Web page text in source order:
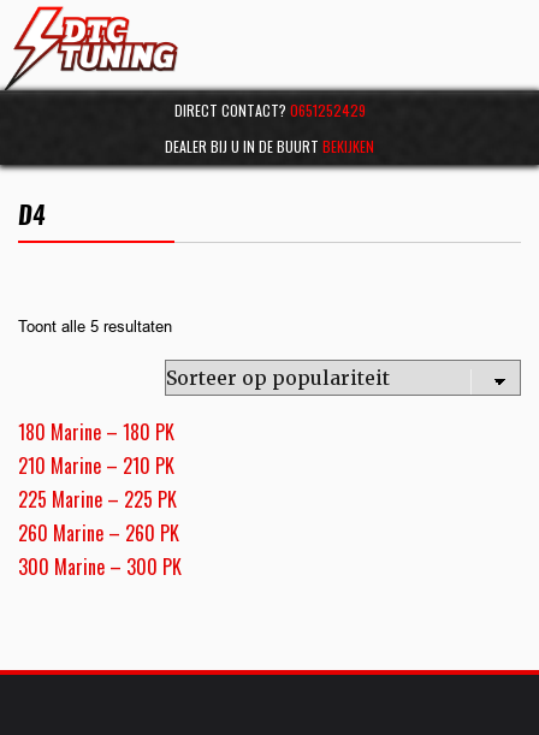
DIRECT CONTACT? 0651252429
DEALER BIJ U IN DE BUURT BEKIJKEN
D4
Toont alle 5 resultaten
180 Marine – 180 PK
210 Marine – 210 PK
225 Marine – 225 PK
260 Marine – 260 PK
300 Marine – 300 PK